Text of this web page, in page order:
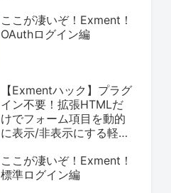
ここが凄いぞ！Exment！
OAuthログイン編
【Exmentハック】プラグ
イン不要！拡張HTMLだ
けでフォーム項目を動的
に表示/非表示にする軽量
ここが凄いぞ！Exment！
標準ログイン編